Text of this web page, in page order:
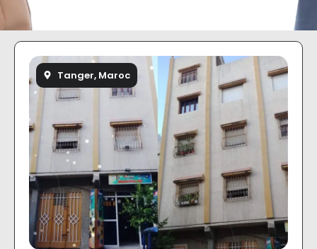
Tanger, Maroc